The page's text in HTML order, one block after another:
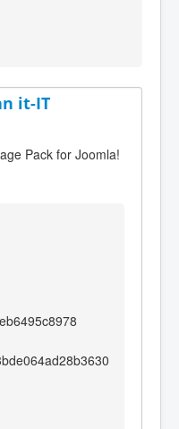
it-IT
Pack for Joomla!